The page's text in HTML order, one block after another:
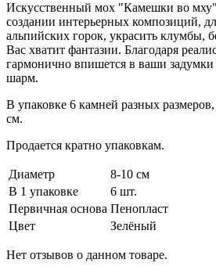
Искусственный мох "Камешки во
создании интерьерных композиций,
альпийских горок, украсить клумбы,
Вас хватит фантазии. Благодаря
гармонично впишется в ваши
шарм.
В упаковке 6 камней разных
см.
Продается кратно упаковкам.
Диаметр
8-10 см
В 1 упаковке
6 шт.
Первичная основа Пенопласт
Цвет
Зелёный
Нет отзывов о данном товаре.